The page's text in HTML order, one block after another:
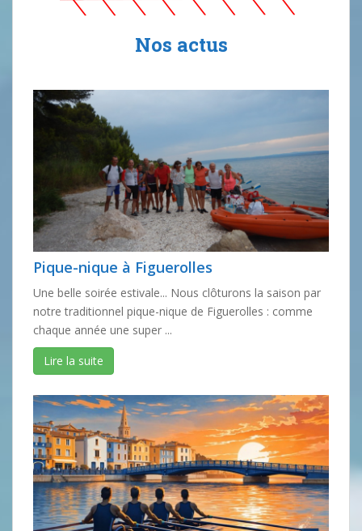
Nos actus
Pique-nique à Figuerolles
Une belle soirée estivale... Nous clôturons la saison par
notre traditionnel pique-nique de Figuerolles : comme
chaque année une super ...
Lire la suite